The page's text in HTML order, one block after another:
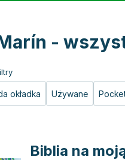
-
okładka Używane
Biblia na